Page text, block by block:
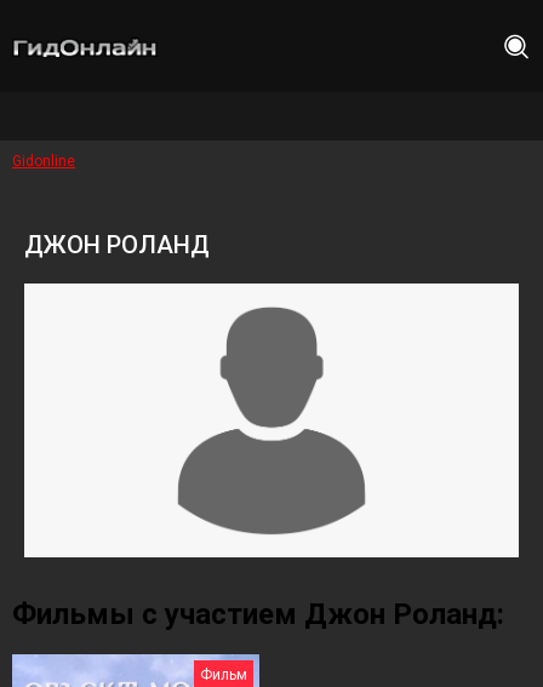
Gidonline
ДЖОН РОЛАНД
Фильмы с участием Джон Роланд:
Фильм